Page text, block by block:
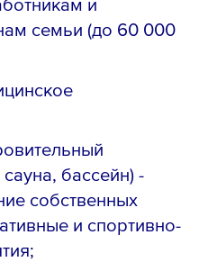
семьи (до 60 000
бассейн) -
собственных
и спортивно-